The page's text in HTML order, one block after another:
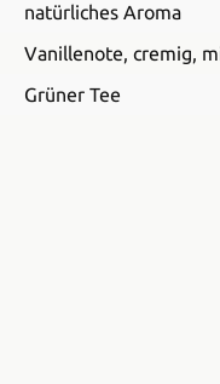
natürliches Aroma
Vanillenote, cremig,
Grüner Tee